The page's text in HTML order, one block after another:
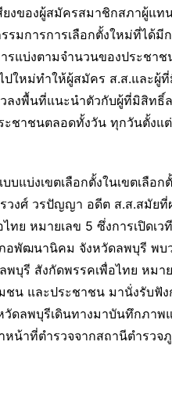
งของผู้สมัครสมาชิกสภาผู้แ
มการการเลือกตั้งใหม่ที่ได้มีก
ารแบ่งตามจำนวนของประชา
ปใหม่ทำให้ผู้สมัคร ส.ส.และผู้
ลงพื้นที่แนะนำตัวกับผู้ที่มิสิท
ชาชนตลอดทั้งวัน ทุกวันตั้งแต่
บแบ่งเขตเลือกตั้งในเขตเลือ
วงศ์ วรปัญญา อดีต ส.ส.สมัย
ย หมายเลข 5 ซึ่งการเปิดเว
ภอพัฒนานิคม จังหวัดลพบุรี พ
พบุรี สังกัดพรรคเพื่อไทย หมา
น และประชาชน มานั่งรับฟั
ดลพบุรีเดินทางมาบันทึกภาพ
หน้าที่ตำรวจจากสถานีตำรว